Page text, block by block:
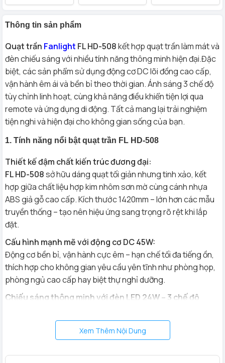
Thông tin sản phẩm
Quạt trần Fanlight FL HD-508kết hợp quạt trần làm mát và
đèn chiếu sáng với nhiều tính năng thông minh hiện đại.Đặc
biệt, các sản phẩm sử dụng động cơ DC lõi đồng cao cấp,
vận hành êm ái và bền bỉ theo thời gian. Ánh sáng 3 chế độ
tùy chỉnh linh hoạt, cùng khả năng điều khiển tiện lợi qua
remote và ứng dụng di động. Tất cả mang lại trải nghiệm
tiện nghi và hiện đại cho không gian sống của bạn.
1. Tính năng nổi bật quạt trần FL HD-508
Thiết kế đậm chất kiến trúc đương đại:
FL HD-508sở hữu dáng quạt tối giản nhưng tinh xảo, kết
hợp giữa chất liệu hợp kim nhôm sơn mờ cùng cánh nhựa
ABS giả gỗ cao cấp. Kích thước 1420mm – lớn hơn các mẫu
truyền thống – tạo nên hiệu ứng sang trọng rõ rệt khi lắp
đặt.
Cấu hình mạnh mẽ với động cơ DC 45W:
Động cơ bền bỉ, vận hành cực êm – hạn chế tối đa tiếng ồn,
thích hợp cho không gian yêu cầu yên tĩnh như phòng họp,
phòng ngủ cao cấp hay biệt thự nghỉ dưỡng.
Chiếu sáng thông minh với đèn LED 24W – 3 chế độ
Tích hợp ánh sáng trắng – trung tính – vàng cho từng mục
đích sử dụng. Đèn LED tuổi thọ cao, tiết kiệm điện và an toàn
Xem Thêm Nội Dung